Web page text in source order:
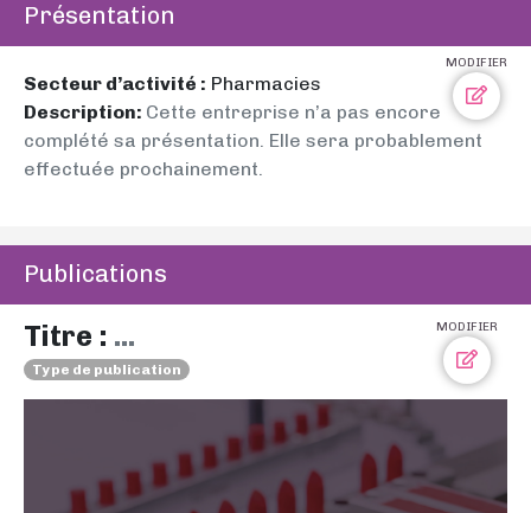
Présentation
MODIFIER
Secteur d’activité : Pharmacies
Description: Cette entreprise n’a pas encore
complété sa présentation. Elle sera probablement
effectuée prochainement.
Publications
MODIFIER
Titre : ...
Type de publication